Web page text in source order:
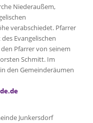
Niederaußem,
verabschiedet. Pfarrer
Evangelischen
Pfarrer von seinem
Schmitt. Im
den Gemeinderäumen
Junkersdorf